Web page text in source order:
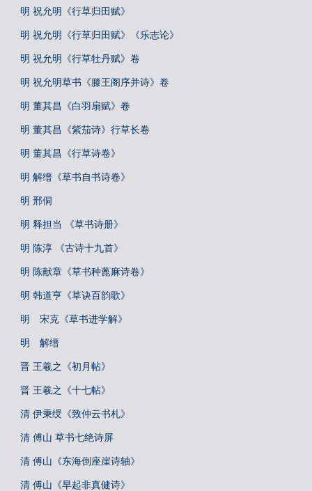
明 祝允明《行草归田赋》
明 祝允明《行草归田赋》《乐志论》
明 祝允明《行草牡丹赋》卷
明 祝允明草书《滕王阁序并诗》卷
明 董其昌《白羽扇赋》卷
明 董其昌《紫茄诗》行草长卷
明 董其昌《行草诗卷》
明 解缙《草书自书诗卷》
明 邢侗
明 释担当 《草书诗册》
明 陈淳 《古诗十九首》
明 陈献章《草书种蓖麻诗卷》
明 韩道亨《草诀百韵歌》
明 宋克《草书进学解》
明 解缙
晋 王羲之《初月帖》
晋 王羲之《十七帖》
清 伊秉绶《致仲云书札》
清 傅山 草书七绝诗屏
清 傅山《东海倒座崖诗轴》
清 傅山《早起非真健诗》